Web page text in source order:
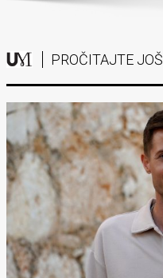
PROČITAJTE JOŠ